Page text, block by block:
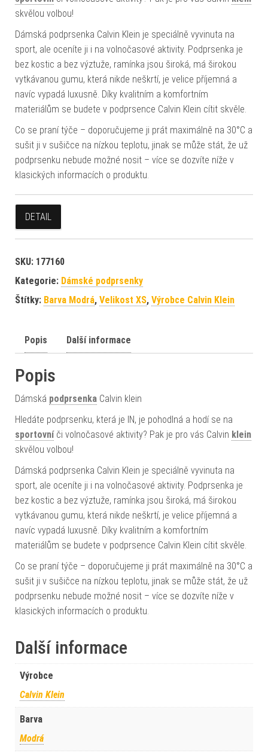
skvělou volbou!
Dámská podprsenka Calvin Klein je speciálně vyvinuta na
sport, ale oceníte ji i na volnočasové aktivity. Podprsenka je
bez kostic a bez výztuže, ramínka jsou široká, má širokou
vytkávanou gumu, která nikde neškrtí, je velice příjemná a
navíc vypadá luxusně. Díky kvalitním a komfortním
materiálům se budete v podprsence Calvin Klein cítit skvěle.
Co se praní týče – doporučujeme ji prát maximálně na 30°C a
sušit ji v sušičce na nízkou teplotu, jinak se může stát, že už
podprsenku nebude možné nosit – více se dozvíte níže v
klasických informacích o produktu.
DETAIL
SKU: 177160
Kategorie: Dámské podprsenky
Štítky: Barva Modrá, Velikost XS, Výrobce Calvin Klein
Popis Další informace
Popis
Dámská podprsenka Calvin klein
Hledáte podprsenku, která je IN, je pohodlná a hodí se na
sportovníči volnočasové aktivity? Pak je pro vás Calvin klein
skvělou volbou!
Dámská podprsenka Calvin Klein je speciálně vyvinuta na
sport, ale oceníte ji i na volnočasové aktivity. Podprsenka je
bez kostic a bez výztuže, ramínka jsou široká, má širokou
vytkávanou gumu, která nikde neškrtí, je velice příjemná a
navíc vypadá luxusně. Díky kvalitním a komfortním
materiálům se budete v podprsence Calvin Klein cítit skvěle.
Co se praní týče – doporučujeme ji prát maximálně na 30°C a
sušit ji v sušičce na nízkou teplotu, jinak se může stát, že už
podprsenku nebude možné nosit – více se dozvíte níže v
klasických informacích o produktu.
Další informace
Výrobce
Calvin Klein
Barva
Modrá